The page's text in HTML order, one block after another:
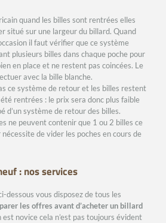
quand les billes sont rentrées elles
situé sur une largeur du billard. Quand
il faut vérifier que ce système
plusieurs billes dans chaque poche pour
en place et ne restent pas coincées. Le
avec la bille blanche.
ce système de retour et les billes restent
rentrées : le prix sera donc plus faible
d’un système de retour des billes.
ne peuvent contenir que 1 ou 2 billes ce
de vider les poches en cours de
: nos services
dessous vous disposez de tous les
les offres avant d’acheter un billard
est novice cela n’est pas toujours évident